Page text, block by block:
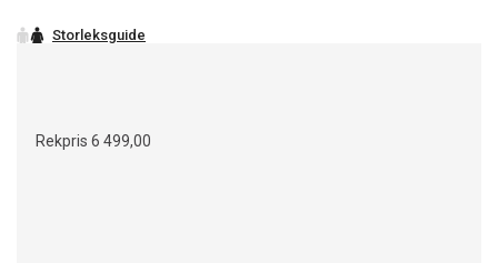
Rekpris 6 499,00